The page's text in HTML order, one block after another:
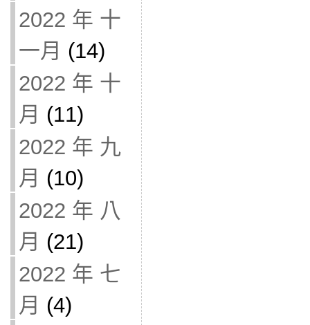
2022 年 十
一月 (14)
2022 年 十
月 (11)
2022 年 九
月 (10)
2022 年 八
月 (21)
2022 年 七
月 (4)